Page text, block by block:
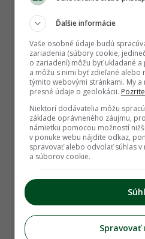
Ďalšie informácie
Vaše osobné údaje budú
zariadenia (súbory cookie,
o zariadení) môžu byť ukladané
a môžu s nimi byť zdieľané alebo
týmito webovými stránkami. My
presné údaje o geolokácii.
Niektorí dodávatelia môžu
základe oprávneného záujmu,
námietku pomocou možností
v ponuke webu nájdite odkaz,
spravovať alebo odvolať súhlas
a súborov cookie.